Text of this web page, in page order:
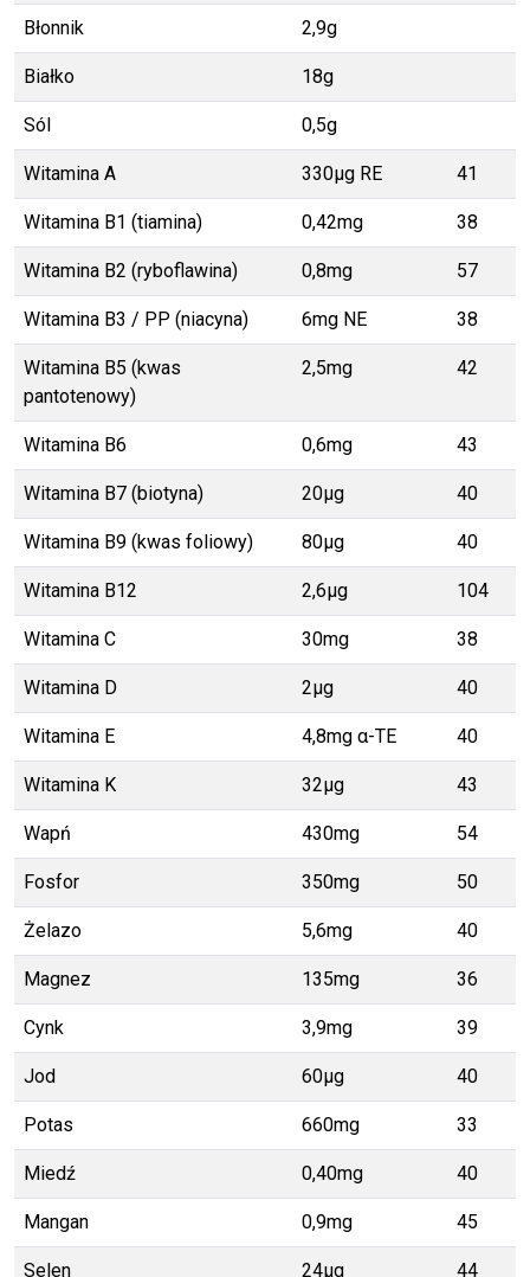
Błonnik 2,9g
Białko 18g
Sól 0,5g
Witamina A 330μg RE 41
Witamina B1 (tiamina) 0,42mg 38
Witamina B2 (ryboflawina) 0,8mg 57
Witamina B3 / PP (niacyna) 6mg NE 38
Witamina B5 (kwas
pantotenowy)
2,5mg 42
Witamina B6 0,6mg 43
Witamina B7 (biotyna) 20μg 40
Witamina B9 (kwas foliowy) 80μg 40
Witamina B12 2,6μg 104
Witamina C 30mg 38
Witamina D 2μg 40
Witamina E 4,8mg α-TE 40
Witamina K 32μg 43
Wapń 430mg 54
Fosfor 350mg 50
Żelazo 5,6mg 40
Magnez 135mg 36
Cynk 3,9mg 39
Jod 60μg 40
Potas 660mg 33
Miedź 0,40mg 40
Mangan 0,9mg 45
Selen 24μg 44